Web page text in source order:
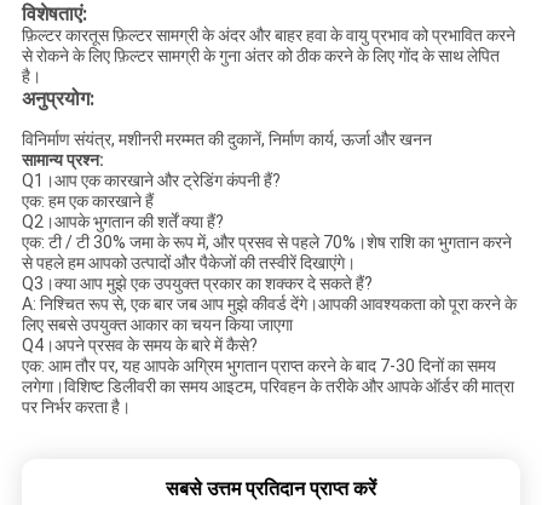
विशेषताएं:
फ़िल्टर कारतूस फ़िल्टर सामग्री के अंदर और बाहर हवा के वायु प्रभाव को प्रभावित करने
से रोकने के लिए फ़िल्टर सामग्री के गुना अंतर को ठीक करने के लिए गोंद के साथ लेपित
है।
अनुप्रयोग:
विनिर्माण संयंत्र, मशीनरी मरम्मत की दुकानें, निर्माण कार्य, ऊर्जा और खनन
सामान्य प्रश्न:
Q1।आप एक कारखाने और ट्रेडिंग कंपनी हैं?
एक: हम एक कारखाने हैं
Q2।आपके भुगतान की शर्तें क्या हैं?
एक: टी / टी 30% जमा के रूप में, और प्रसव से पहले 70%।शेष राशि का भुगतान करने
से पहले हम आपको उत्पादों और पैकेजों की तस्वीरें दिखाएंगे।
Q3।क्या आप मुझे एक उपयुक्त प्रकार का शक्कर दे सकते हैं?
A: निश्चित रूप से, एक बार जब आप मुझे कीवर्ड देंगे।आपकी आवश्यकता को पूरा करने के
लिए सबसे उपयुक्त आकार का चयन किया जाएगा
Q4।अपने प्रसव के समय के बारे में कैसे?
एक: आम तौर पर, यह आपके अग्रिम भुगतान प्राप्त करने के बाद 7-30 दिनों का समय
लगेगा।विशिष्ट डिलीवरी का समय आइटम, परिवहन के तरीके और आपके ऑर्डर की मात्रा
पर निर्भर करता है।
सबसे उत्तम प्रतिदान प्राप्त करें